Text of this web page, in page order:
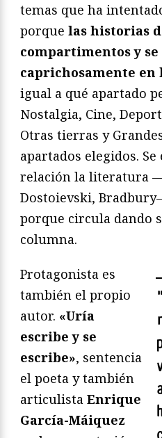
temas que ha
porque las historias
compartimentos y
caprichosamente en
igual a qué apartado
Nostalgia, Cine,
Otras tierras y
apartados elegidos.
relación la literatura
Dostoievski,
porque circula dando
columna.
"
Protagonista es
también el propio
autor. «Uría
escribe y se
escribe», sentencia
el poeta y también
articulista Enrique
García-Máiquez